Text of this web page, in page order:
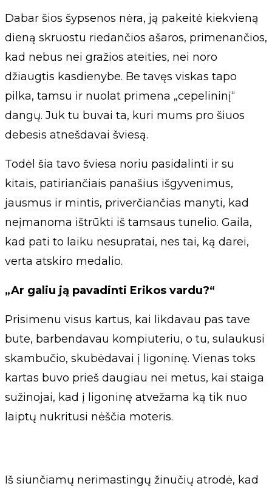
Dabar šios šypsenos nėra, ją pakeitė kiekvieną
dieną skruostu riedančios ašaros, primenančios,
kad nebus nei gražios ateities, nei noro
džiaugtis kasdienybe. Be tavęs viskas tapo
pilka, tamsu ir nuolat primena „cepelininį“
dangų. Juk tu buvai ta, kuri mums pro šiuos
debesis atnešdavai šviesą.
Todėl šia tavo šviesa noriu pasidalinti ir su
kitais, patiriančiais panašius išgyvenimus,
jausmus ir mintis, priverčiančias manyti, kad
neįmanoma ištrūkti iš tamsaus tunelio. Gaila,
kad pati to laiku nesupratai, nes tai, ką darei,
verta atskiro medalio.
„Ar galiu ją pavadinti Erikos vardu?“
Prisimenu visus kartus, kai likdavau pas tave
bute, barbendavau kompiuteriu, o tu, sulaukusi
skambučio, skubėdavai į ligoninę. Vienas toks
kartas buvo prieš daugiau nei metus, kai staiga
sužinojai, kad į ligoninę atvežama ką tik nuo
laiptų nukritusi nėščia moteris.
Iš siunčiamų nerimastingų žinučių atrodė, kad